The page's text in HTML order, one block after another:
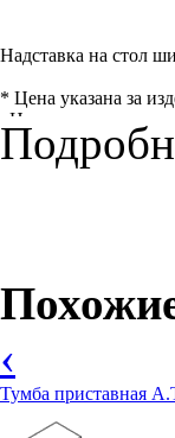
Надставка на стол
* Цена указана за
Цены на артикулы
98-357.
‹
Тумба приставная